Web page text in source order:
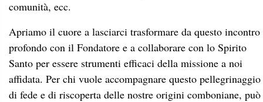
comunità, ecc.
Apriamo il cuore a lasciarci trasformare da questo incontro
profondo con il Fondatore e a collaborare con lo Spirito
Santo per essere strumenti efficaci della missione a noi
affidata. Per chi vuole accompagnare questo pellegrinaggio
di fede e di riscoperta delle nostre origini comboniane, può